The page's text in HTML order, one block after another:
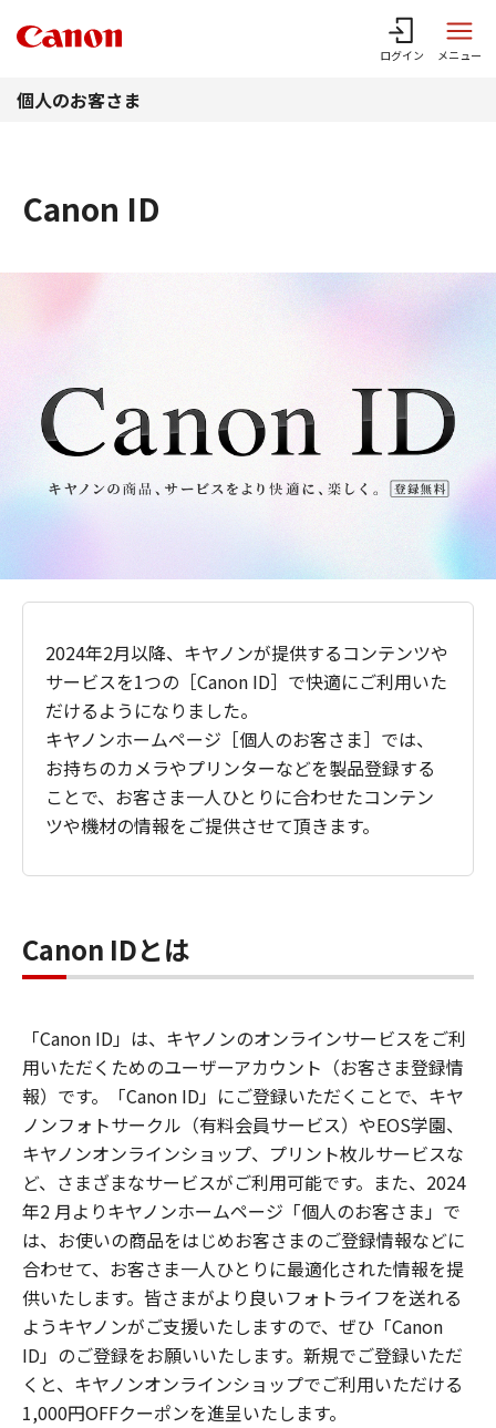
ログイン メニュー
個人のお客さま
Canon ID
2024年2月以降、キヤノンが提供するコンテンツや
サービスを1つの［Canon ID］で快適にご利用いた
だけるようになりました。
キヤノンホームページ［個人のお客さま］では、
お持ちのカメラやプリンターなどを製品登録する
ことで、お客さま一人ひとりに合わせたコンテン
ツや機材の情報をご提供させて頂きます。
Canon IDとは
「Canon ID」は、キヤノンのオンラインサービスをご利
用いただくためのユーザーアカウント（お客さま登録情
報）です。「Canon ID」にご登録いただくことで、キヤ
ノンフォトサークル（有料会員サービス）やEOS学園、
キヤノンオンラインショップ、プリント枚ルサービスな
ど、さまざまなサービスがご利用可能です。また、2024
年2 月よりキヤノンホームページ「個人のお客さま」で
は、お使いの商品をはじめお客さまのご登録情報などに
合わせて、お客さま一人ひとりに最適化された情報を提
供いたします。皆さまがより良いフォトライフを送れる
ようキヤノンがご支援いたしますので、ぜひ「Canon
ID」のご登録をお願いいたします。新規でご登録いただ
くと、キヤノンオンラインショップでご利用いただける
1,000円OFFクーポンを進呈いたします。